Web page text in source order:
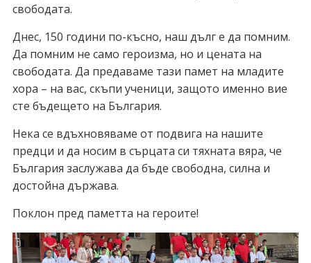
свободата.
Днес, 150 години по-късно, наш дълг е да помним.
Да помним не само героизма, но и цената на
свободата. Да предаваме тази памет на младите
хора – на вас, скъпи ученици, защото именно вие
сте бъдещето на България.
Нека се вдъхновяваме от подвига на нашите
предци и да носим в сърцата си тяхната вяра, че
България заслужава да бъде свободна, силна и
достойна държава.
Поклон пред паметта на героите!